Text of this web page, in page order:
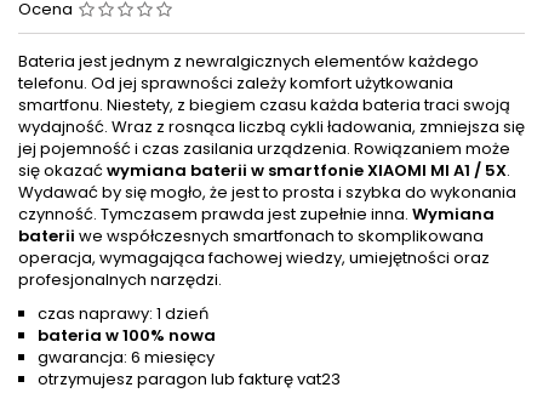
Ocena
Bateria jest jednym z newralgicznych elementów każdego
telefonu. Od jej sprawności zależy komfort użytkowania
smartfonu. Niestety, z biegiem czasu każda bateria traci swoją
wydajność. Wraz z rosnąca liczbą cykli ładowania, zmniejsza się
jej pojemność i czas zasilania urządzenia. Rowiązaniem może
się okazać wymiana baterii w smartfonie XIAOMI MI A1 / 5X.
Wydawać by się mogło, że jest to prosta i szybka do wykonania
czynność. Tymczasem prawda jest zupełnie inna. Wymiana
baterii we współczesnych smartfonach to skomplikowana
operacja, wymagająca fachowej wiedzy, umiejętności oraz
profesjonalnych narzędzi.
czas naprawy: 1 dzień
bateria w 100% nowa
gwarancja: 6 miesięcy
otrzymujesz paragon lub fakturę vat23